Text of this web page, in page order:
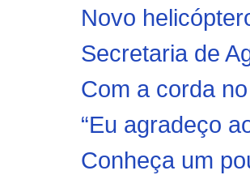
Novo
Secretaria de
Com a corda
“Eu agradeço
Conheça um